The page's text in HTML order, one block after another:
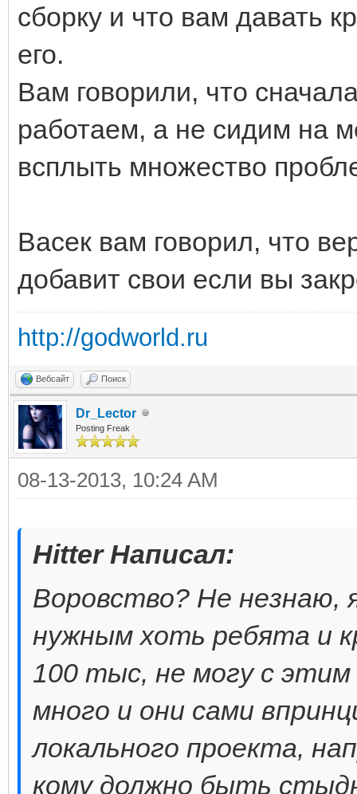
сборку и что вам давать
его.
Вам говорили, что
работаем, а не сидим на
всплыть множество
Васек вам говорил, что
добавит свои если вы
http://godworld.ru
Вебсайт Поиск
Dr_Lector
Posting Freak
08-13-2013, 10:24 AM
Hitter Написал:
Воровство? Не незнаю,
нужным хоть ребята и
100 тыс, не могу с этим
много и они сами
локального проекта,
кому должно быть